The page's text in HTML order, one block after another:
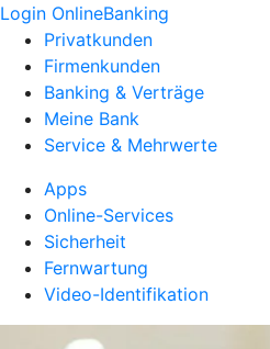
Login OnlineBanking
Privatkunden
Firmenkunden
Banking & Verträge
Meine Bank
Service & Mehrwerte
Apps
Online-Services
Sicherheit
Fernwartung
Video-Identifikation